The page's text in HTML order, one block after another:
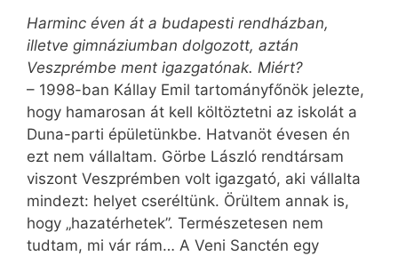
Harminc éven át a budapesti rendházban,
illetve gimnáziumban dolgozott, aztán
Veszprémbe ment igazgatónak. Miért?
– 1998-ban Kállay Emil tartományfőnök jelezte,
hogy hamarosan át kell költöztetni az iskolát a
Duna-parti épületünkbe. Hatvanöt évesen én
ezt nem vállaltam. Görbe László rendtársam
viszont Veszprémben volt igazgató, aki vállalta
mindezt: helyet cseréltünk. Örültem annak is,
hogy „hazatérhetek”. Természetesen nem
tudtam, mi vár rám… A Veni Sanctén egy